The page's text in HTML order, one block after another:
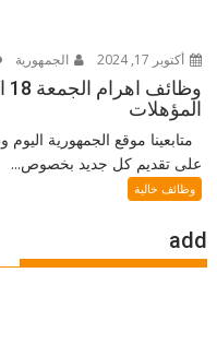
أكتوبر 17, 2024 الجمهورية
المؤهلات
متابعينا موقع الجمهورية
على تقديم كل جديد بخصوص...
وظائف خالية
add